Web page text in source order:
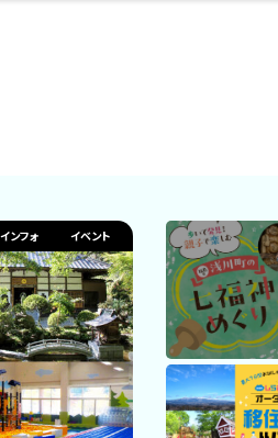
他
ンフォ イベント